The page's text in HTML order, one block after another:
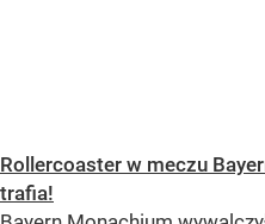
Rollercoaster w meczu
trafia!